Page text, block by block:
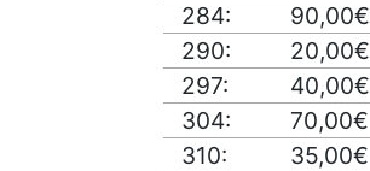
284:
90,00€
290:
20,00€
297:
40,00€
304:
70,00€
310:
35,00€